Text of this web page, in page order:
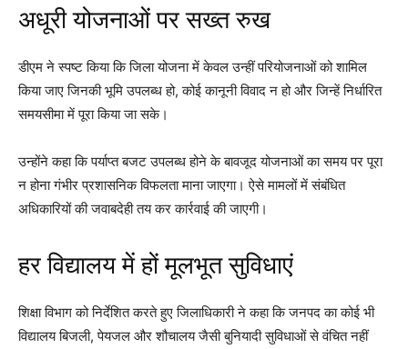
अधूरी योजनाओं पर सख्त रुख
डीएम ने स्पष्ट किया कि जिला योजना में केवल उन्हीं परियोजनाओं को शामिल
किया जाए जिनकी भूमि उपलब्ध हो, कोई कानूनी विवाद न हो और जिन्हें निर्धारित
समयसीमा में पूरा किया जा सके।
उन्होंने कहा कि पर्याप्त बजट उपलब्ध होने के बावजूद योजनाओं का समय पर पूरा
न होना गंभीर प्रशासनिक विफलता माना जाएगा। ऐसे मामलों में संबंधित
अधिकारियों की जवाबदेही तय कर कार्रवाई की जाएगी।
हर विद्यालय में हों मूलभूत सुविधाएं
शिक्षा विभाग को निर्देशित करते हुए जिलाधिकारी ने कहा कि जनपद का कोई भी
विद्यालय बिजली, पेयजल और शौचालय जैसी बुनियादी सुविधाओं से वंचित नहीं